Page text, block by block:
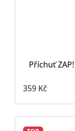
Příchuť
359 Kč